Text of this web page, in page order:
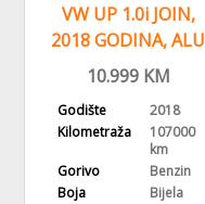
VW UP 1.0i JOIN,
2018 GODINA, ALU
FELGE KLIMA
10.999KM
Godište
2018
Kilometraža
107000
km
Gorivo
Benzin
Boja
Bijela